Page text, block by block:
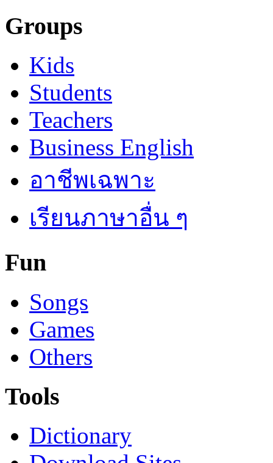
Groups
Kids
Students
Teachers
Business English
อาชีพเฉพาะ
เรียนภาษาอื่น ๆ
Fun
Songs
Games
Others
Tools
Dictionary